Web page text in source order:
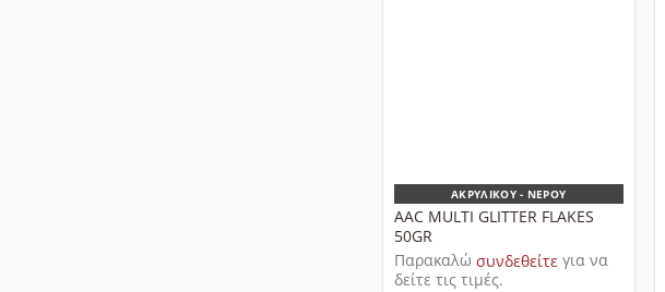
ΑΚΡΥΛΙΚΟΎ - ΝΕΡΟΎ
AAC MULTI GLITTER FLAKES
50GR
Παρακαλώ συνδεθείτε για να
δείτε τις τιμές.